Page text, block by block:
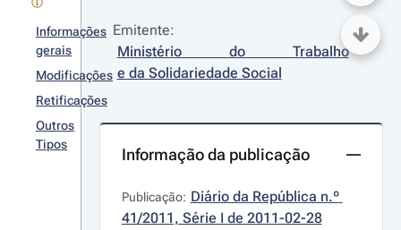
Informações
gerais
Modificações
Retificações
Outros
Tipos
Emitente:
Ministério do Trabalho
e da Solidariedade Social
Informação da publicação
Publicação: Diário da República n.º
41/2011, Série I de 2011-02-28